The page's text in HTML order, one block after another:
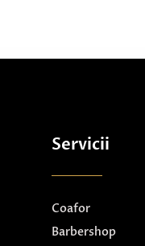
Servicii
Coafor
Barbershop